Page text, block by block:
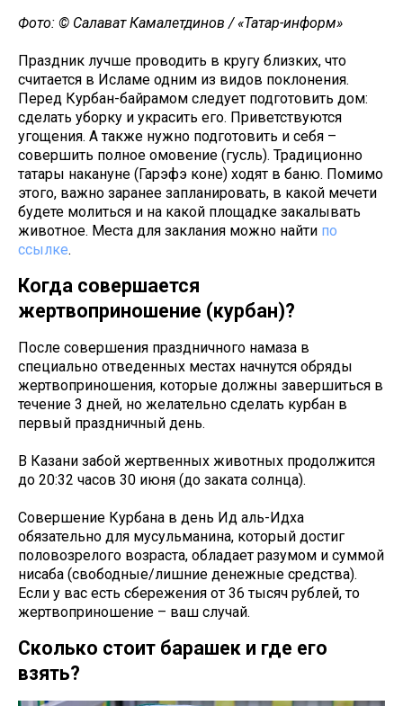
Фото: © Салават Камалетдинов / «Татар-информ»
Праздник лучше проводить в кругу близких, что
считается в Исламе одним из видов поклонения.
Перед Курбан-байрамом следует подготовить дом:
сделать уборку и украсить его. Приветствуются
угощения. А также нужно подготовить и себя –
совершить полное омовение (гусль). Традиционно
татары накануне (Гарэфэ коне) ходят в баню. Помимо
этого, важно заранее запланировать, в какой мечети
будете молиться и на какой площадке закалывать
животное. Места для заклания можно найти по
ссылке.
Когда совершается
жертвоприношение (курбан)?
После совершения праздничного намаза в
специально отведенных местах начнутся обряды
жертвоприношения, которые должны завершиться в
течение 3 дней, но желательно сделать курбан в
первый праздничный день.
В Казани забой жертвенных животных продолжится
до 20:32 часов 30 июня (до заката солнца).
Совершение Курбана в день Ид аль-Идха
обязательно для мусульманина, который достиг
половозрелого возраста, обладает разумом и суммой
нисаба (свободные/лишние денежные средства).
Если у вас есть сбережения от 36 тысяч рублей, то
жертвоприношение – ваш случай.
Сколько стоит барашек и где его
взять?